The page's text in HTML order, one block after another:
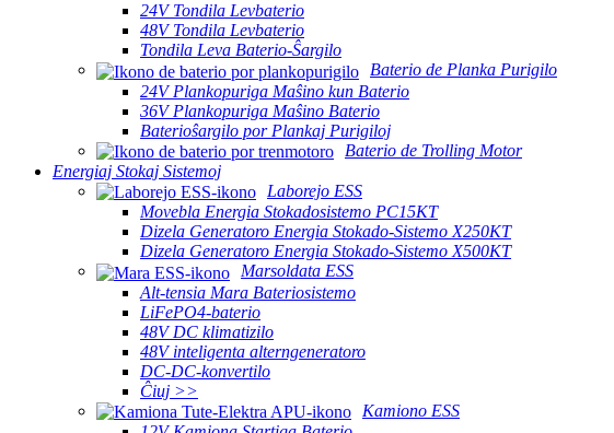
24V Tondila Levbaterio
48V Tondila Levbaterio
Tondila Leva Baterio-Ŝargilo
Baterio de Planka Purigilo
24V Plankopuriga Maŝino kun Baterio
36V Plankopuriga Maŝino Baterio
Baterioŝargilo por Plankaj Purigiloj
Baterio de Trolling Motor
Energiaj Stokaj Sistemoj
Laborejo ESS
Movebla Energia Stokadosistemo PC15KT
Dizela Generatoro Energia Stokado-Sistemo X250KT
Dizela Generatoro Energia Stokado-Sistemo X500KT
Marsoldata ESS
Alt-tensia Mara Bateriosistemo
LiFePO4-baterio
48V DC klimatizilo
48V inteligenta alterngeneratoro
DC-DC-konvertilo
Ĉiuj >>
Kamiono ESS